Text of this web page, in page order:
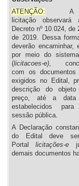
ATENÇÃO: A
licitação
Decreto nº 10.024, de
de 2019. Dessa
deverão encaminhar,
por meio do
(licitacoes-e) ,
com os documentos
exigidos no Edital,
descrição do
preço, até a
estabelecidos
sessão pública.
A Declaração
do Edital deve
Portal
licitações-e
demais documentos